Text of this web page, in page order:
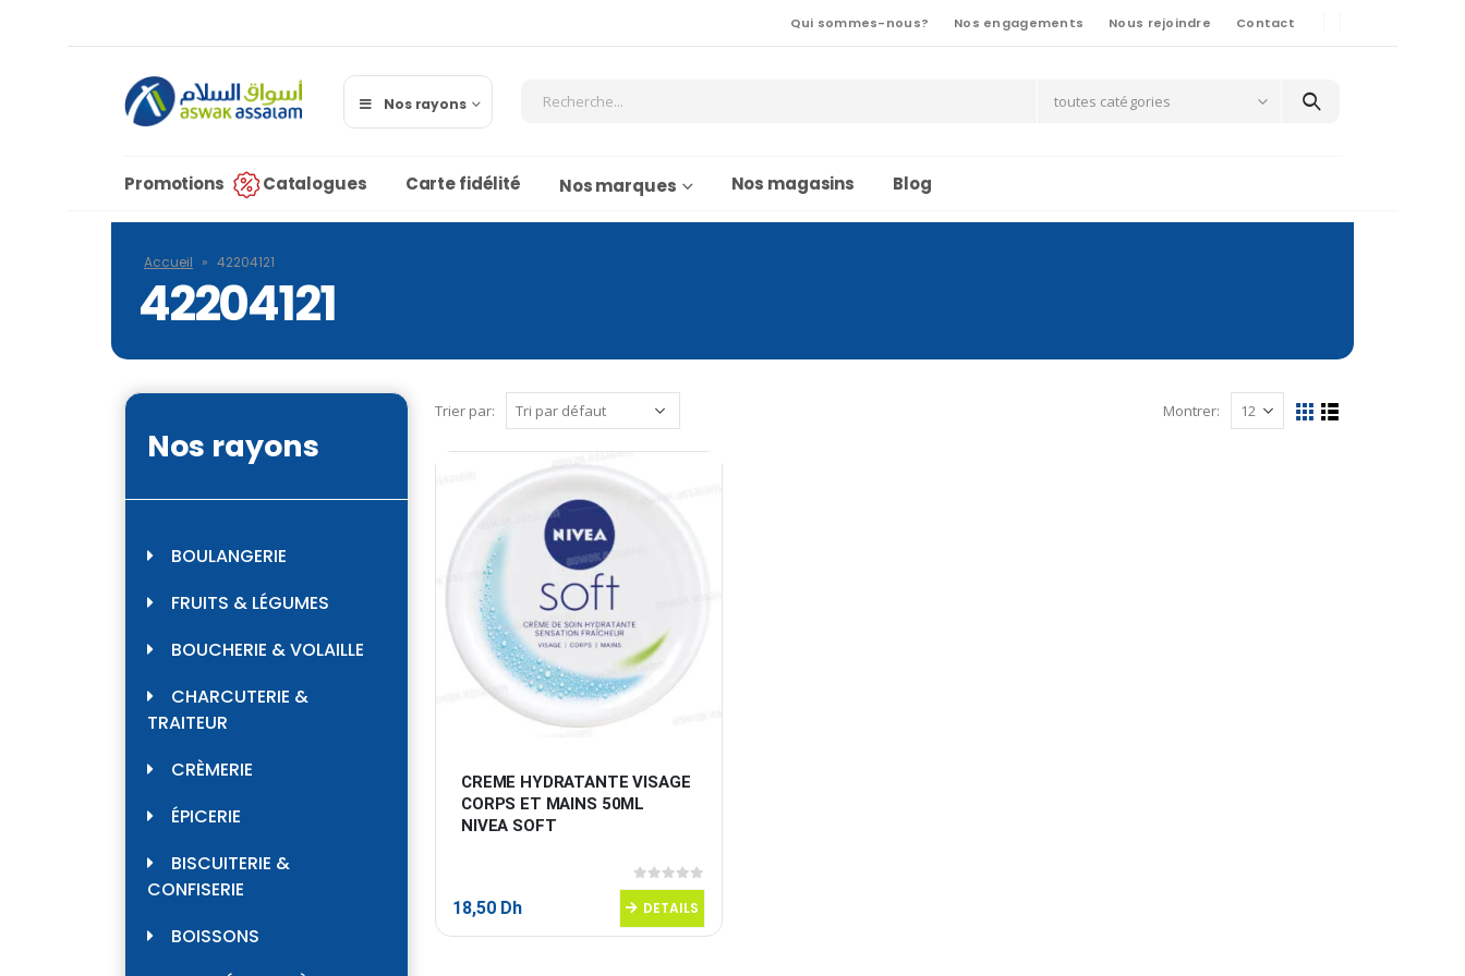
Qui sommes-nous? Nos engagements Nous rejoindre Contact
Nos rayons toutes catégories
Promotions Catalogues Carte fidélité Nos marques Nos magasins Blog
Accueil » 42204121
42204121
Trier par: Montrer:
CREME HYDRATANTE VISAGE
CORPS ET MAINS 50ML
NIVEA SOFT
0sur 5
18,50 Dh DETAILS
Nos rayons
BOULANGERIE
FRUITS & LÉGUMES
BOUCHERIE & VOLAILLE
CHARCUTERIE &
TRAITEUR
CRÈMERIE
ÉPICERIE
BISCUITERIE &
CONFISERIE
BOISSONS